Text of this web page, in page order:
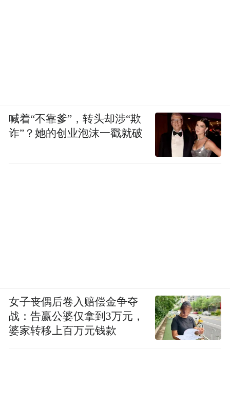
喊着“不靠爹”，转头却涉“欺
诈”？她的创业泡沫一戳就破
女子丧偶后卷入赔偿金争夺
战：告赢公婆仅拿到3万元，
婆家转移上百万元钱款